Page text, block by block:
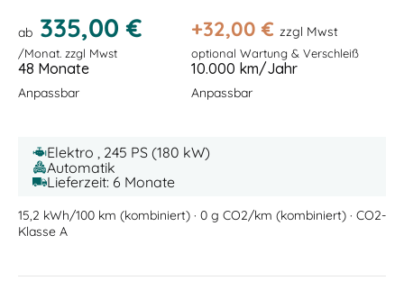
ab 335,00 €
/Monat. zzgl Mwst
+32,00 € zzgl Mwst
optional Wartung & Verschleiß
48 Monate
Anpassbar
10.000 km/Jahr
Anpassbar
Elektro , 245 PS (180 kW)
Automatik
Lieferzeit: 6 Monate
15,2 kWh/100 km (kombiniert) · 0 g CO2/km (kombiniert) · CO2-
Klasse A